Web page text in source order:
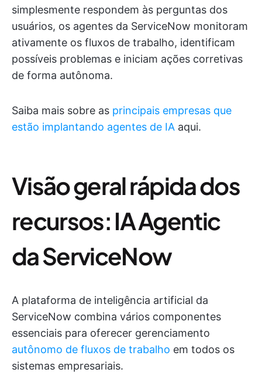
simplesmente respondem às perguntas dos
usuários, os agentes da ServiceNow monitoram
ativamente os fluxos de trabalho, identificam
possíveis problemas e iniciam ações corretivas
de forma autônoma.
Saiba mais sobre as principais empresas que
estão implantando agentes de IA aqui.
Visão geral rápida dos
recursos: IA Agentic
da ServiceNow
A plataforma de inteligência artificial da
ServiceNow combina vários componentes
essenciais para oferecer gerenciamento
autônomo de fluxos de trabalho em todos os
sistemas empresariais.